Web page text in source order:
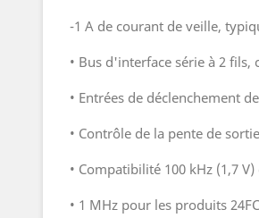
-1 A de courant de veille,
• Bus d'interface série à 2 fils,
• Entrées de déclenchement
• Contrôle de la pente de
• Compatibilité 100 kHz (1,7
• 1 MHz pour les produits